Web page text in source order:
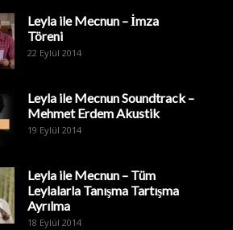
Leyla ile Mecnun – İmza
Töreni
22 Eylül 2014
Leyla ile Mecnun Soundtrack –
Mehmet Erdem Akustik
19 Eylül 2014
Leyla ile Mecnun – Tüm
Leylalarla Tanışma Tartışma
Ayrılma
18 Eylül 2014